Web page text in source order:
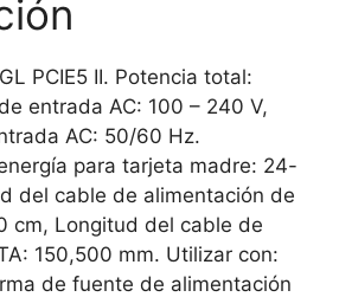
PCIE5 II. Potencia total:
entrada AC: 100 – 240 V,
AC: 50/60 Hz.
para tarjeta madre: 24-
del cable de alimentación de
cm, Longitud del cable de
150,500 mm. Utilizar con:
de fuente de alimentación